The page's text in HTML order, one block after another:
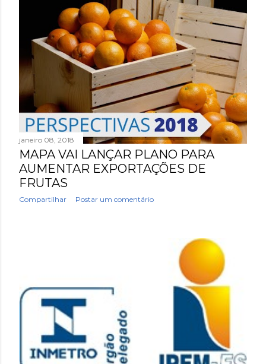
janeiro 08, 2018
MAPA VAI LANÇAR PLANO PARA
AUMENTAR EXPORTAÇÕES DE
FRUTAS
Compartilhar Postar um comentário